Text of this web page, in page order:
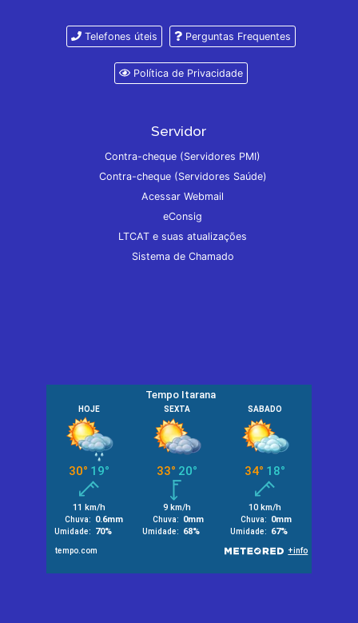
Telefones úteis Perguntas Frequentes
Política de Privacidade
Servidor
Contra-cheque (Servidores PMI)
Contra-cheque (Servidores Saúde)
Acessar Webmail
eConsig
LTCAT e suas atualizações
Sistema de Chamado